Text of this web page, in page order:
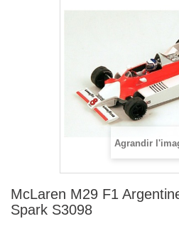
Agrandir
McLaren M29 F1
Spark S3098